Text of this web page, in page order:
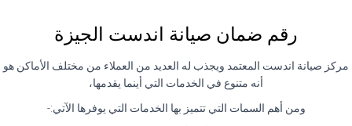
رقم ضمان صيانة اندست الجيزة
مركز صيانة اندست المعتمد ويجذب له العديد من العملاء من مختلف الأماكن هو
أنه متنوع في الخدمات التي أينما يقدمها،
ومن أهم السمات التي تتميز بها الخدمات التي يوفرها الآتي:-